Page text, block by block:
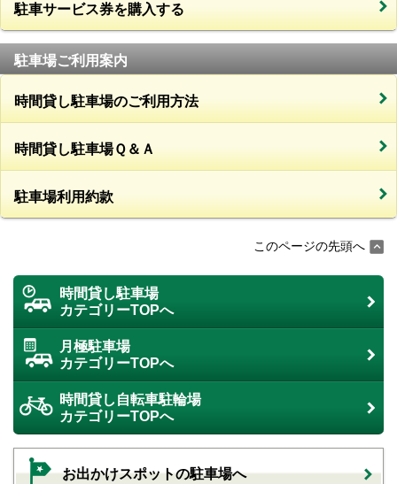
駐車サービス券を購入する
駐車場ご利用案内
時間貸し駐車場のご利用方法
時間貸し駐車場Ｑ＆Ａ
駐車場利用約款
このページの先頭へ
時間貸し駐車場
カテゴリーTOPへ
月極駐車場
カテゴリーTOPへ
時間貸し自転車駐輪場
カテゴリーTOPへ
お出かけスポットの駐車場へ